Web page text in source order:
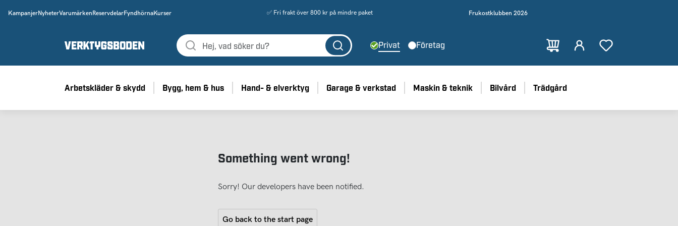
KampanjerNyheterVarumärken ReservdelarFyndhörnaKurser ✅ Fri frakt över 800 kr på mindre paket Frukostklubben 2026
Privat Företag
Arbetskläder & skydd Bygg, hem & hus Hand- & elverktyg Garage & verkstad Maskin & teknik Bilvård Trädgård
Something went wrong!
Sorry! Our developers have been notified.
Go back to the start page